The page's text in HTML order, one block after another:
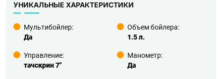
УНИКАЛЬНЫЕ ХАРАКТЕРИСТИКИ
Мультибойлер:
Да
Объем бойлера:
1.5 л.
Управление:
тачскрин 7"
Манометр:
Да